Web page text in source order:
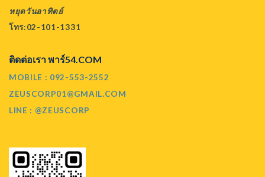
หยุดวันอาทิตย์
โทร:02-101-1331
ติดต่อเรา พาร์54.COM
MOBILE : 092-553-2552
ZEUSCORP01@GMAIL.COM
LINE : @ZEUSCORP